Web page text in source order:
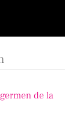
de la